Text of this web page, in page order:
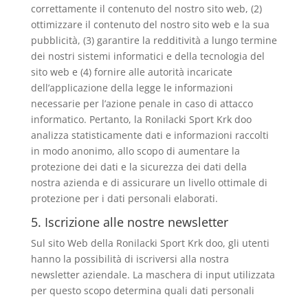
correttamente il contenuto del nostro sito web, (2)
ottimizzare il contenuto del nostro sito web e la sua
pubblicità, (3) garantire la redditività a lungo termine
dei nostri sistemi informatici e della tecnologia del
sito web e (4) fornire alle autorità incaricate
dell’applicazione della legge le informazioni
necessarie per l’azione penale in caso di attacco
informatico. Pertanto, la Ronilacki Sport Krk doo
analizza statisticamente dati e informazioni raccolti
in modo anonimo, allo scopo di aumentare la
protezione dei dati e la sicurezza dei dati della
nostra azienda e di assicurare un livello ottimale di
protezione per i dati personali elaborati.
5. Iscrizione alle nostre newsletter
Sul sito Web della Ronilacki Sport Krk doo, gli utenti
hanno la possibilità di iscriversi alla nostra
newsletter aziendale. La maschera di input utilizzata
per questo scopo determina quali dati personali